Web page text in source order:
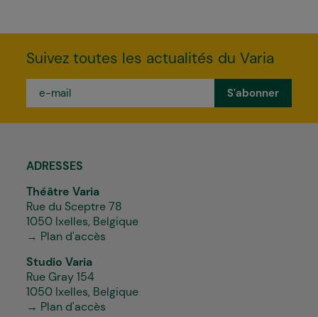
Suivez toutes les actualités du Varia
mail
ADRESSES
Théâtre Varia
Rue du Sceptre 78
1050 Ixelles, Belgique
→ Plan d'accès
Studio Varia
Rue Gray 154
1050 Ixelles, Belgique
→ Plan d'accès